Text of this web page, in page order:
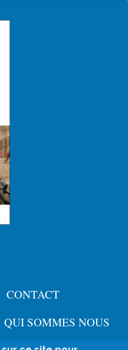
CONTACT
QUI SOMMES NOUS